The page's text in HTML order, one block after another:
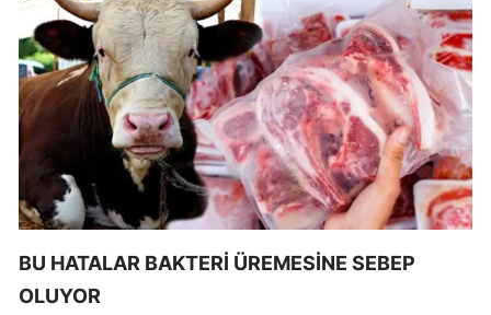
İzmir
Kars
Kastamonu
Kayseri
Kırklareli
Kırşehir
BU HATALAR BAKTERİ ÜREMESİNE SEBEP
OLUYOR